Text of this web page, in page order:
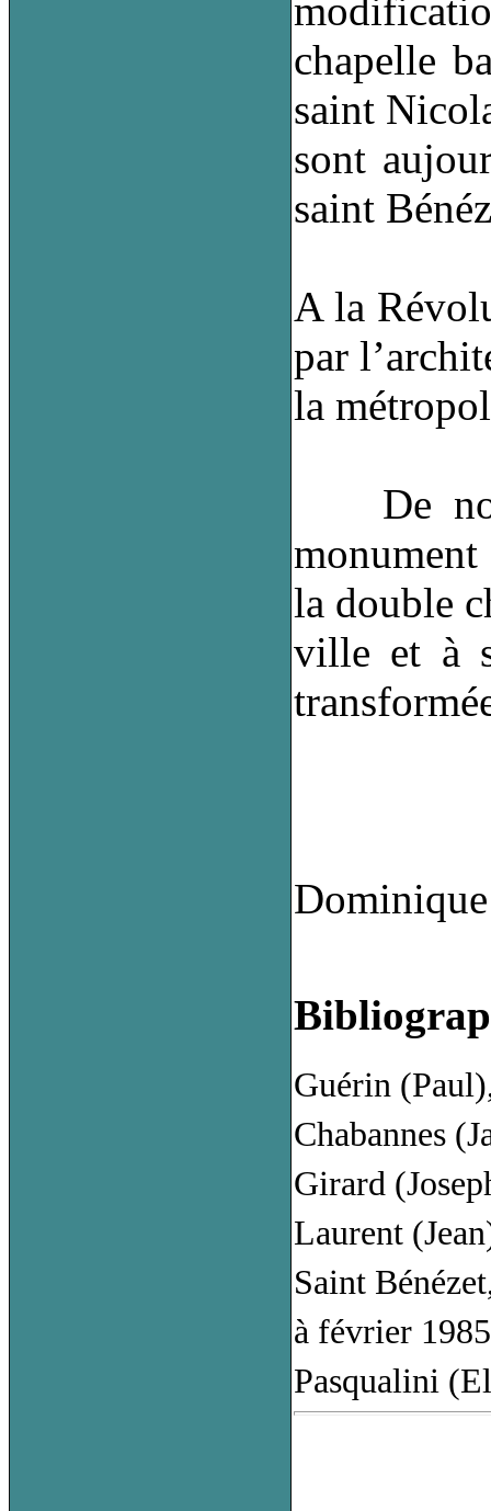
chapelle
saint
sont
saint
A la
par
la
De nos
la double
ville et à
Guérin
Chabannes
Girard
Laurent
Saint
à février
Pasqualini